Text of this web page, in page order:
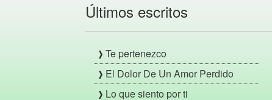
Últimos escritos
Te pertenezco
El Dolor De Un Amor Perdido
Lo que siento por ti